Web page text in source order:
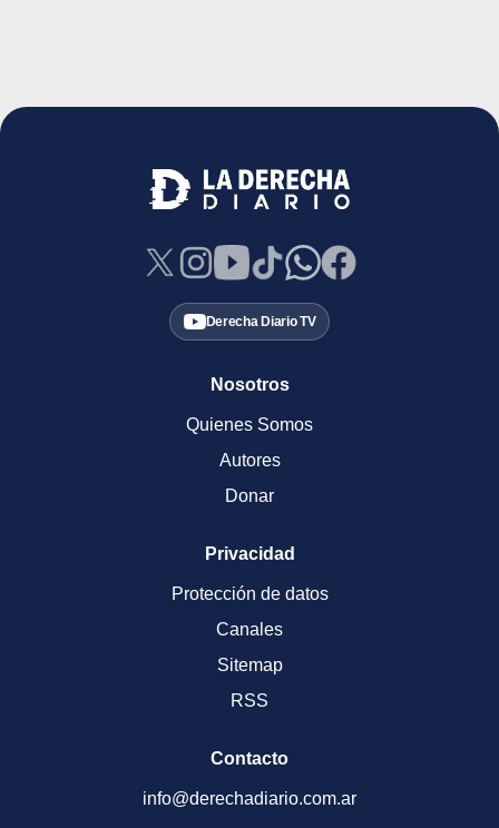
Derecha Diario TV
Nosotros
Quienes Somos
Autores
Donar
Privacidad
Protección de datos
Canales
Sitemap
RSS
Contacto
info@derechadiario.com.ar